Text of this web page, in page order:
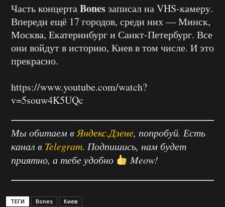
Часть концертаBonesзаписал на VHS-камеру.
Впереди ещё 17 городов, среди них — Минск,
Москва, Екатеринбург и Санкт-Петербург. Все
они войдут в историю, Киев в том числе. И это
прекрасно.
https://www.youtube.com/watch?
v=5souw4K5UQc
Мы обитаем в Яндекс.Дзене, попробуй. Есть
канал в Telegram. Подпишись, нам будет
приятно, а тебе удобно
Meow!
ТЕГИ Bones Киев